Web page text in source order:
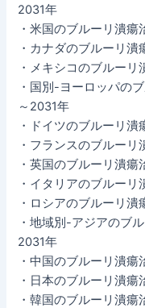
2031年
・米国のブルーリ潰瘍
・カナダのブルーリ潰
・メキシコのブルーリ
・国別-ヨーロッパの
～2031年
・ドイツのブルーリ潰
・フランスのブルーリ
・英国のブルーリ潰瘍
・イタリアのブルーリ
・ロシアのブルーリ潰
・地域別-アジアのブ
2031年
・中国のブルーリ潰瘍
・日本のブルーリ潰瘍
・韓国のブルーリ潰瘍